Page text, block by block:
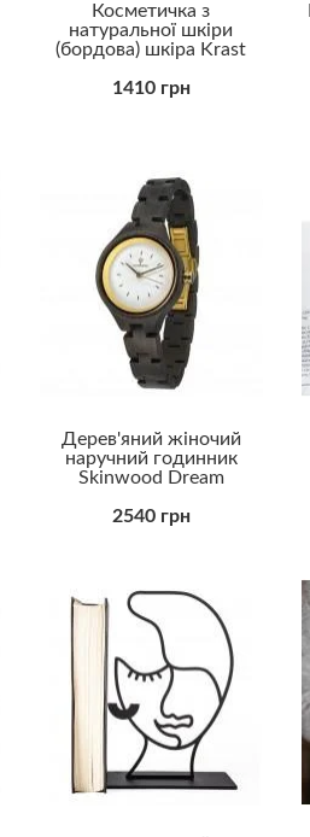
Косметичка з
натуральної шкіри
(бордова) шкіра Krast
1410 грн
Дерев'яний жіночий
наручний годинник
Skinwood Dream
2540 грн